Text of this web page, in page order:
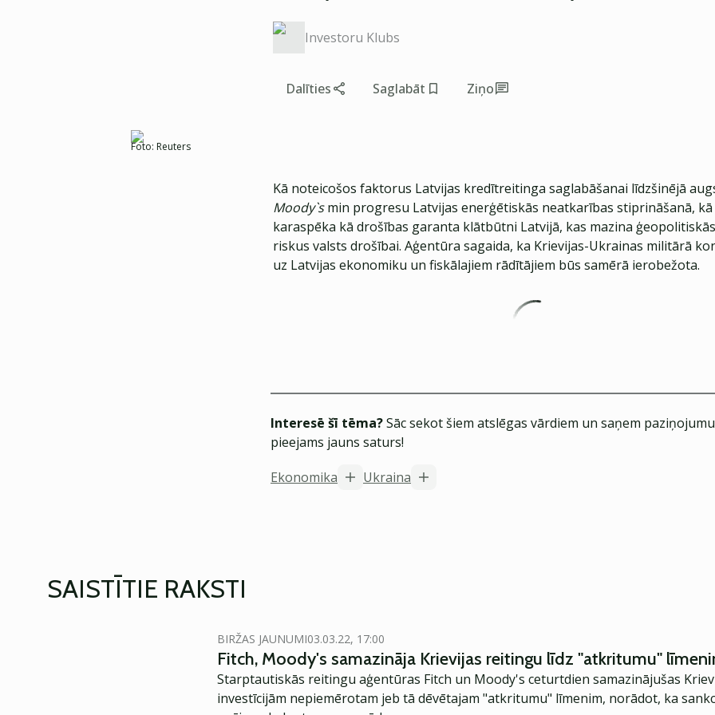
Investoru Klubs
Dalīties Saglabāt Ziņo
Foto: Reuters
Kā noteicošos faktorus Latvijas kredītreitinga saglabāšanai līdzšinējā
Moody`smin progresu Latvijas enerģētiskās neatkarības stiprināšanā, kā
karaspēka kā drošības garanta klātbūtni Latvijā, kas mazina
riskus valsts drošībai. Aģentūra sagaida, ka Krievijas-Ukrainas militārā
uz Latvijas ekonomiku un fiskālajiem rādītājiem būs samērā ierobežota.
Interesē šī tēma?Sāc sekot šiem atslēgas vārdiem un saņem
pieejams jauns saturs!
Ekonomika
Ukraina
SAISTĪTIE RAKSTI
BIRŽAS JAUNUMI03.03.22, 17:00
Fitch, Moody's samazināja Krievijas reitingu līdz "atkritumu"
Starptautiskās reitingu aģentūras Fitch un Moody's ceturtdien samazinājušas
investīcijām nepiemērotam jeb tā dēvētajam "atkritumu" līmenim, norādot, ka